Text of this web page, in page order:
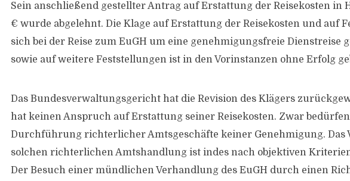
Sein anschließend gestellter Antrag auf Erstattung der Reisekosten in
€ wurde abgelehnt. Die Klage auf Erstattung der Reisekosten und auf
sich bei der Reise zum EuGH um eine genehmigungsfreie Dienstreise
sowie auf weitere Feststellungen ist in den Vorinstanzen ohne Erfolg
Das Bundesverwaltungsgericht hat die Revision des Klägers
hat keinen Anspruch auf Erstattung seiner Reisekosten. Zwar
Durchführung richterlicher Amtsgeschäfte keiner Genehmigung. Das
solchen richterlichen Amtshandlung ist indes nach objektiven
Der Besuch einer mündlichen Verhandlung des EuGH durch einen